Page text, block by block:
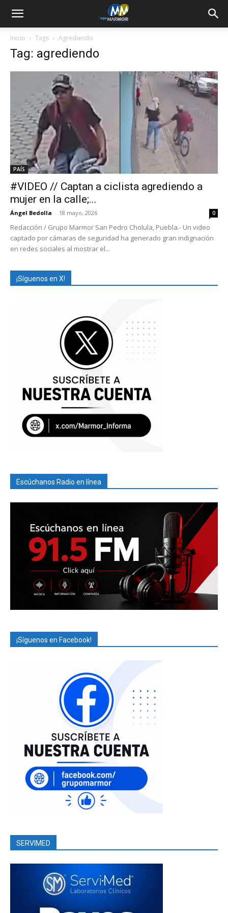
Inicio Tags Agrediendo
Tag: agrediendo
PAÍS
#VIDEO // Captan a ciclista agrediendo a
mujer en la calle;...
Ángel Bedolla - 18 mayo, 2026 0
Redacción / Grupo Marmor San Pedro Cholula, Puebla.- Un video
captado por cámaras de seguridad ha generado gran indignación
en redes sociales al mostrar el...
¡Síguenos en X!
Escúchanos Radio en línea
¡Síguenos en Facebook!
SERVIMED